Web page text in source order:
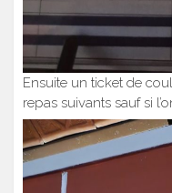
Ensuite un ticket de
repas suivants sauf si